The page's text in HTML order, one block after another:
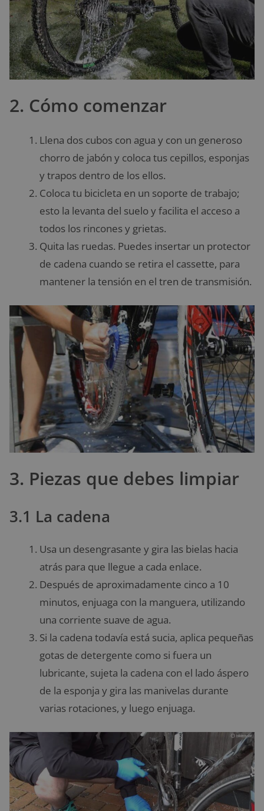
2. Cómo comenzar
Llena dos cubos con agua y con un generoso
chorro de jabón y coloca tus cepillos, esponjas
y trapos dentro de los ellos.
Coloca tu bicicleta en un soporte de trabajo;
esto la levanta del suelo y facilita el acceso a
todos los rincones y grietas.
Quita las ruedas. Puedes insertar un protector
de cadena cuando se retira el cassette, para
mantener la tensión en el tren de transmisión.
3. Piezas que debes limpiar
3.1 La cadena
Usa un desengrasante y gira las bielas hacia
atrás para que llegue a cada enlace.
Después de aproximadamente cinco a 10
minutos, enjuaga con la manguera, utilizando
una corriente suave de agua.
Si la cadena todavía está sucia, aplica pequeñas
gotas de detergente como si fuera un
lubricante, sujeta la cadena con el lado áspero
de la esponja y gira las manivelas durante
varias rotaciones, y luego enjuaga.